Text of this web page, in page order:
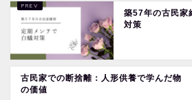
築57年の古民家
対策
古民家での断捨離：人形供養で学んだ物
の価値